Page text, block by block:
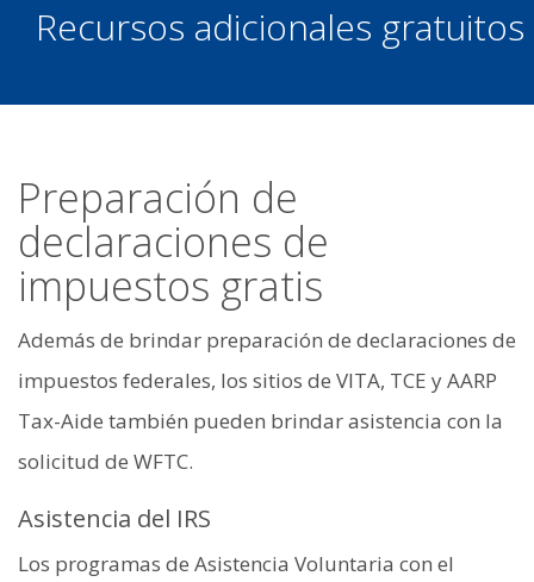
Recursos adicionales gratuitos
Preparación de
declaraciones de
impuestos gratis
Además de brindar preparación de declaraciones de
impuestos federales, los sitios de VITA, TCE y AARP
Tax-Aide también pueden brindar asistencia con la
solicitud de WFTC.
Asistencia del IRS
Los programas de Asistencia Voluntaria con el